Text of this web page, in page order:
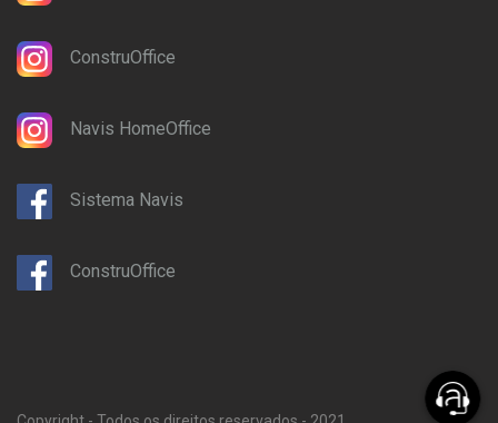
ConstruOffice
Navis HomeOffice
Sistema Navis
ConstruOffice